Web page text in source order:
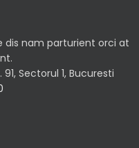
dis nam parturient orci at
Sectorul 1, Bucuresti